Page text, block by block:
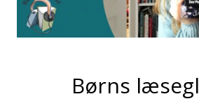
Børns